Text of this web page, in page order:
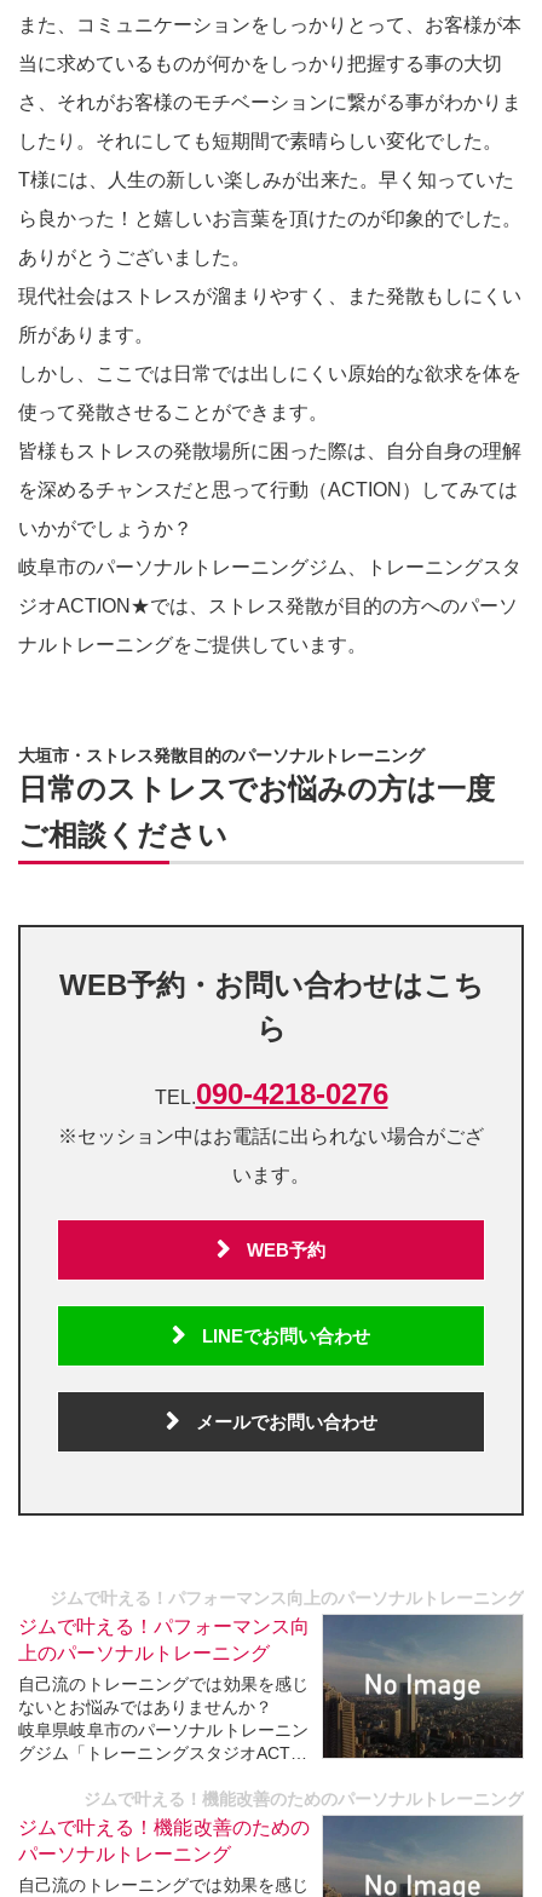
また、コミュニケーションをしっかりとって、お客様が本
当に求めているものが何かをしっかり把握する事の大切
さ、それがお客様のモチベーションに繋がる事がわかりま
したり。それにしても短期間で素晴らしい変化でした。
T様には、人生の新しい楽しみが出来た。早く知っていた
ら良かった！と嬉しいお言葉を頂けたのが印象的でした。
ありがとうございました。
現代社会はストレスが溜まりやすく、また発散もしにくい
所があります。
しかし、ここでは日常では出しにくい原始的な欲求を体を
使って発散させることができます。
皆様もストレスの発散場所に困った際は、自分自身の理解
を深めるチャンスだと思って行動（ACTION）してみては
いかがでしょうか？
岐阜市のパーソナルトレーニングジム、トレーニングスタ
ジオACTION★では、ストレス発散が目的の方へのパーソ
ナルトレーニングをご提供しています。
大垣市・ストレス発散目的のパーソナルトレーニング
日常のストレスでお悩みの方は一度
ご相談ください
WEB予約・お問い合わせはこち
ら
TEL.090-4218-0276
※セッション中はお電話に出られない場合がござ
います。
WEB予約
LINEでお問い合わせ
メールでお問い合わせ
ジムで叶える！パフォーマンス向上のパーソナルトレーニング
ジムで叶える！パフォーマンス向
上のパーソナルトレーニング
自己流のトレーニングでは効果を感じ
ないとお悩みではありませんか？
岐阜県岐阜市のパーソナルトレーニン
グジム「トレーニングスタジオACTIO
あなたの目指す体に最適なパーソナル
トレーニングを提供しています。
数多くの方々をみてきた経験豊富なト
レーナーが目標達成へと導いてい...
ジムで叶える！機能改善のためのパーソナルトレーニング
ジムで叶える！機能改善のための
パーソナルトレーニング
自己流のトレーニングでは効果を感じ